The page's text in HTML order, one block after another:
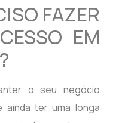
FAZER
EM
o seu negócio
ainda ter uma longa